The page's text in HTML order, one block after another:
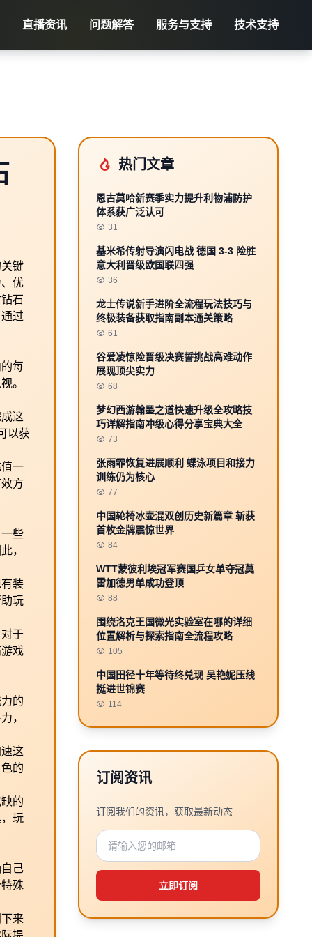
直播资讯 问题解答 服务与支持 技术支持
键
优
石
过
每
。
这
以获
一
方
些
，
装
玩
于
戏
的
，
这
的
的
玩
己
殊
来
热门文章
恩古莫哈新赛季实力提升利物浦防护
体系获广泛认可
31
基米希传射导演闪电战 德国 3-3 险胜
意大利晋级欧国联四强
36
龙士传说新手进阶全流程玩法技巧与
终极装备获取指南副本通关策略
61
谷爱凌惊险晋级决赛誓挑战高难动作
展现顶尖实力
68
梦幻西游翰墨之道快速升级全攻略技
巧详解指南冲级心得分享宝典大全
73
张雨霏恢复进展顺利 蝶泳项目和接力
训练仍为核心
77
中国轮椅冰壶混双创历史新篇章 斩获
首枚金牌震惊世界
84
WTT蒙彼利埃冠军赛国乒女单夺冠莫
雷加德男单成功登顶
88
围绕洛克王国微光实验室在哪的详细
位置解析与探索指南全流程攻略
105
中国田径十年等待终兑现 吴艳妮压线
挺进世锦赛
114
订阅资讯
订阅我们的资讯，获取最新动态
立即订阅